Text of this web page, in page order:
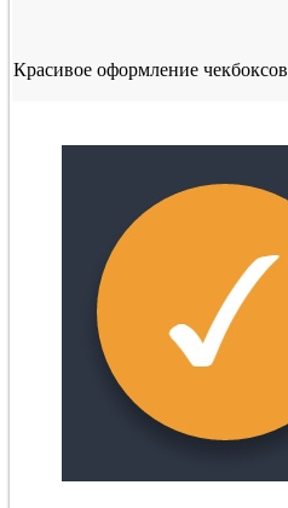
Красивое оформление чекбоксов